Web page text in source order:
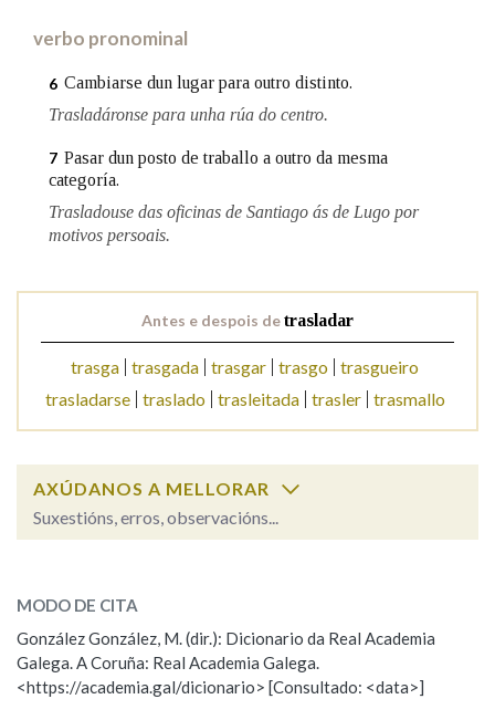
verbo pronominal
6 Cambiarse dun lugar para outro distinto.
Trasladáronse para unha rúa do centro.
7 Pasar dun posto de traballo a outro da mesma
categoría.
Trasladouse das oficinas de Santiago ás de Lugo por
motivos persoais.
Antes e despois detrasladar
trasga trasgada trasgar trasgo trasgueiro
trasladarse
traslado trasleitada trasler trasmallo
AXÚDANOS A MELLORAR
Suxestións, erros, observacións...
ESCOLLE UNHA OPCIÓN:
Observación Hai un erro na palabra
Propoño mellorar a definición
MODO DE CITA
González González, M. (dir.): Dicionario da Real Academia
Galega. A Coruña: Real Academia Galega.
<https://academia.gal/dicionario> [Consultado: <data>]